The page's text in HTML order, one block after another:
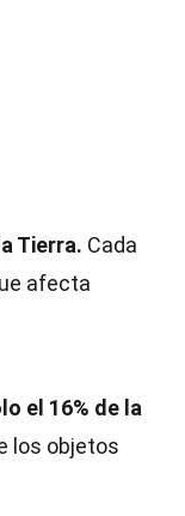
Tierra. Cada
afecta
el 16% de la
los objetos